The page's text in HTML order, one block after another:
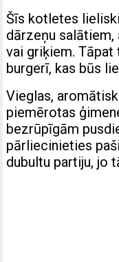
Šīs kotletes
dārzeņu salātiem,
vai griķiem.
burgerī, kas būs
Vieglas,
piemērotas
bezrūpīgām
pārliecinieties
dubultu partiju, jo